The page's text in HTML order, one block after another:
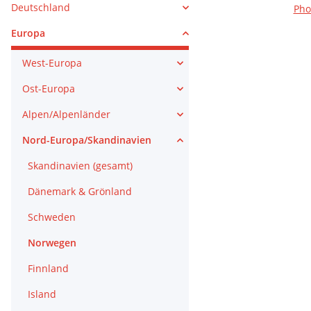
Deutschland
Europa
West-Europa
Ost-Europa
Alpen/Alpenländer
Nord-Europa/Skandinavien
Skandinavien (gesamt)
Dänemark & Grönland
Schweden
Norwegen
Finnland
Island